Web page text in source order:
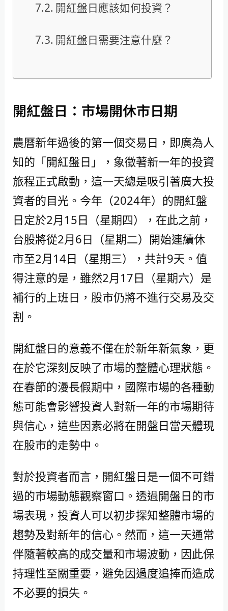
開紅盤日應該如何投資？
開紅盤日需要注意什麼？
開紅盤日：市場開休市日期
農曆新年過後的第一個交易日，即廣為人
知的「開紅盤日」，象徵著新一年的投資
旅程正式啟動，這一天總是吸引著廣大投
資者的目光。今年（2024年）的開紅盤
日定於2月15日（星期四），在此之前，
台股將從2月6日（星期二）開始連續休
市至2月14日（星期三），共計9天。值
得注意的是，雖然2月17日（星期六）是
補行的上班日，股市仍將不進行交易及交
割。
開紅盤日的意義不僅在於新年新氣象，更
在於它深刻反映了市場的整體心理狀態。
在春節的漫長假期中，國際市場的各種動
態可能會影響投資人對新一年的市場期待
與信心，這些因素必將在開盤日當天體現
在股市的走勢中。
對於投資者而言，開紅盤日是一個不可錯
過的市場動態觀察窗口。透過開盤日的市
場表現，投資人可以初步探知整體市場的
趨勢及對新年的信心。然而，這一天通常
伴隨著較高的成交量和市場波動，因此保
持理性至關重要，避免因過度追捧而造成
不必要的損失。